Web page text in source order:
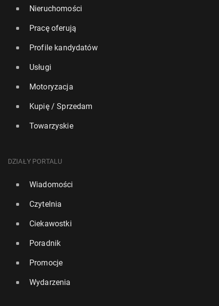
Nieruchomości
Pracę oferują
Profile kandydatów
Usługi
Motoryzacja
Kupię / Sprzedam
Towarzyskie
DZIAŁY PORTALU
Wiadomości
Czytelnia
Ciekawostki
Poradnik
Promocje
Wydarzenia